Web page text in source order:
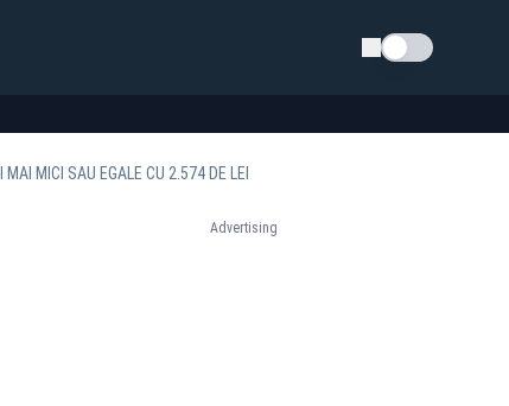
Schimba tema
MICI SAU EGALE CU 2.574 DE LEI
Advertising